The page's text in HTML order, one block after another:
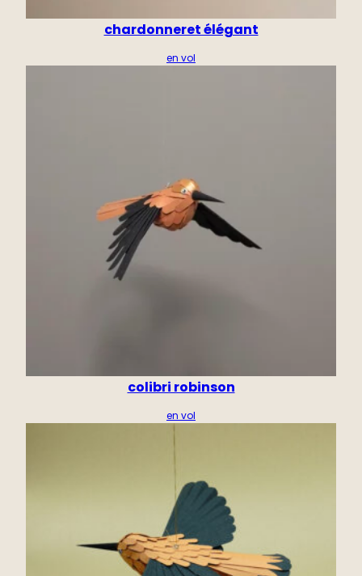
chardonneret élégant
en vol
colibri robinson
en vol